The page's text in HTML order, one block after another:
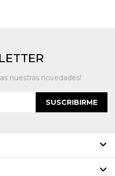
nuestras novedades!
SUSCRIBIRME